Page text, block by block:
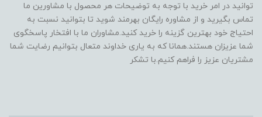
توانید در امر خرید با توجه به توضیحات هر محصول با مشاورین ما
تماس بگیرید و از مشاوره رایگان بهرمند شوید تا بتوانید نسبت به
احتیاج خود بهترین گزینه را خرید کنید.مشاوران ما با افتخار پاسخگوی
شما عزیزان هستند.همانا که به یاری خداوند متعال بتوانیم رضایت شما
مشتریان عزیز را فراهم کنیم.با تشکر